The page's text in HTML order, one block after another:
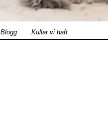
Blogg Kullar vi haft